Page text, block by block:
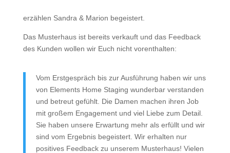
erzählen Sandra & Marion begeistert.
Das Musterhaus ist bereits verkauft und das Feedback
des Kunden wollen wir Euch nicht vorenthalten:
Vom Erstgespräch bis zur Ausführung haben wir uns
von Elements Home Staging wunderbar verstanden
und betreut gefühlt. Die Damen machen ihren Job
mit großem Engagement und viel Liebe zum Detail.
Sie haben unsere Erwartung mehr als erfüllt und wir
sind vom Ergebnis begeistert. Wir erhalten nur
positives Feedback zu unserem Musterhaus! Vielen